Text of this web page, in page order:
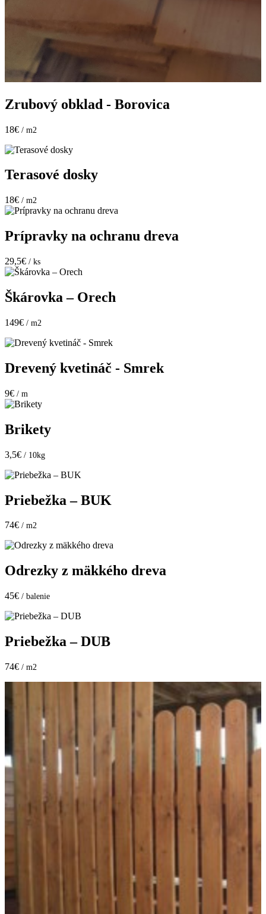
Zrubový obklad - Borovica
18€ / m2
Terasové dosky
18€ / m2
Prípravky na ochranu dreva
29,5€ / ks
Škárovka – Orech
149€ / m2
Drevený kvetináč - Smrek
9€ / m
Brikety
3,5€ / 10kg
Priebežka – BUK
74€ / m2
Odrezky z mäkkého dreva
45€ / balenie
Priebežka – DUB
74€ / m2